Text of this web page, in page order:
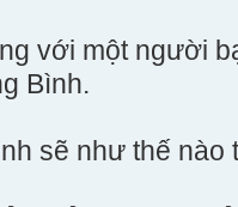
với một người
Bình.
sẽ như thế nào